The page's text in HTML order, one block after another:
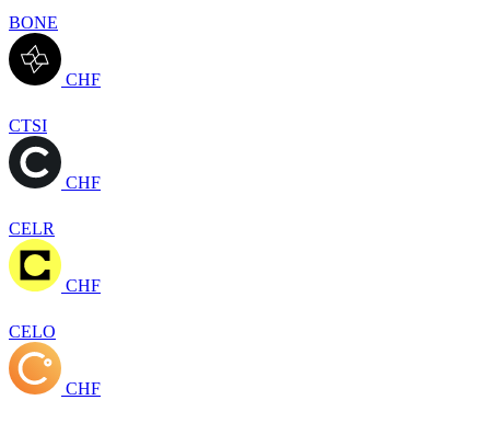
BONE
CHF
CTSI
CHF
CELR
CHF
CELO
CHF